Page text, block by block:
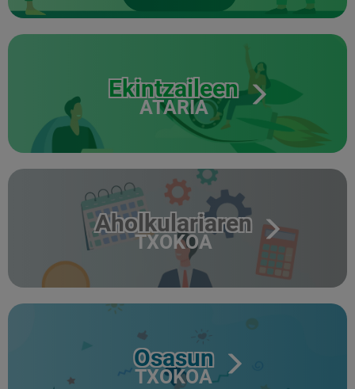
Ekintzaileen
ATARIA
Aholkulariaren
TXOKOA
Osasun
TXOKOA